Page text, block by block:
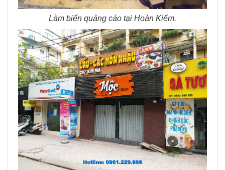
Làm biển quảng cáo tại Hoàn Kiếm.